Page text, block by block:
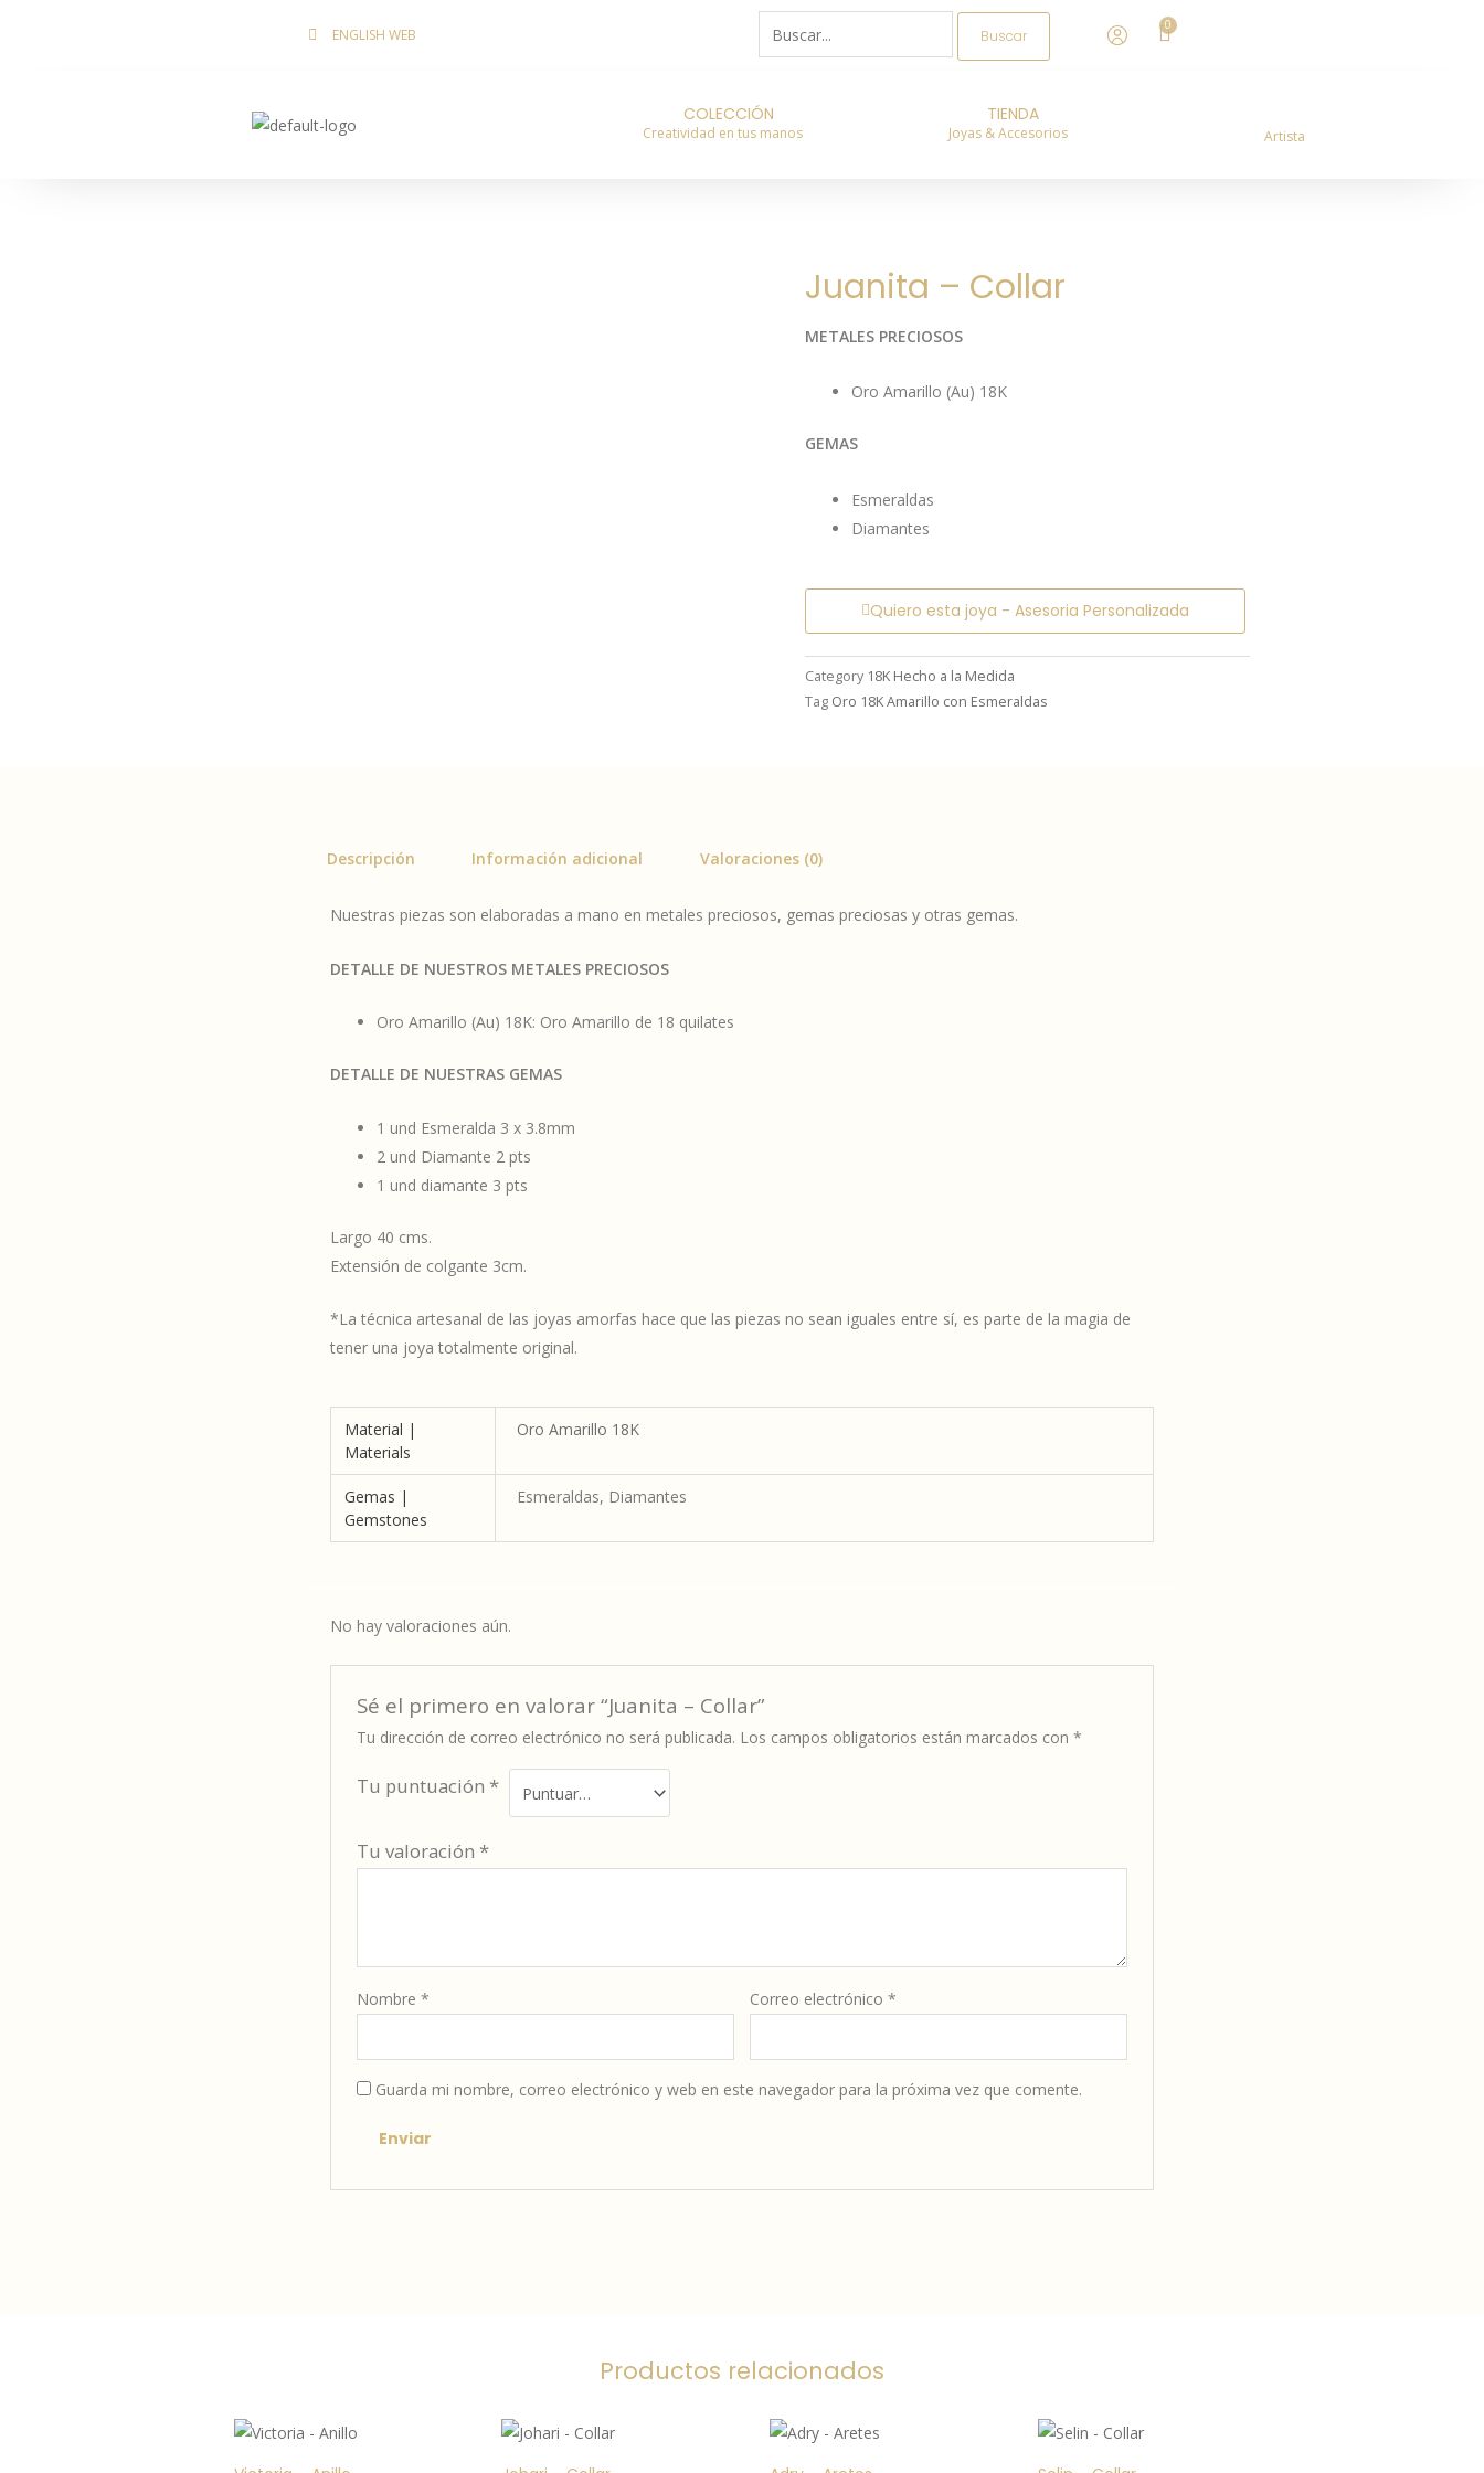
ENGLISH WEB
por:
COLECCIÓN
Creatividad en tus manos
TIENDA
Joyas & Accesorios Artista
Juanita – Collar
METALES PRECIOSOS
Oro Amarillo (Au) 18K
GEMAS
Esmeraldas
Diamantes
Quiero esta joya - Asesoria Personalizada
Category 18K Hecho a la Medida
Tag Oro 18K Amarillo con Esmeraldas
Descripción Información adicional Valoraciones (0)
Nuestras piezas son elaboradas a mano en metales preciosos, gemas preciosas y otras gemas.
DETALLE DE NUESTROS METALES PRECIOSOS
Oro Amarillo (Au) 18K: Oro Amarillo de 18 quilates
DETALLE DE NUESTRAS GEMAS
1 und Esmeralda 3 x 3.8mm
2 und Diamante 2 pts
1 und diamante 3 pts
Largo 40 cms.
Extensión de colgante 3cm.
*La técnica artesanal de las joyas amorfas hace que las piezas no sean iguales entre sí, es parte de la magia de
tener una joya totalmente original.
Material |
Materials
Oro Amarillo 18K
Gemas |
Gemstones
Esmeraldas, Diamantes
No hay valoraciones aún.
Sé el primero en valorar “Juanita – Collar”
Tu dirección de correo electrónico no será publicada. Los campos obligatorios están marcados con*
Tu puntuación *
Tu valoración *
Nombre* Correo electrónico *
Guarda mi nombre, correo electrónico y web en este navegador para la próxima vez que comente.
Productos relacionados